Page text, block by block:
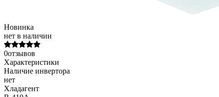
Новинка
нет в наличии
0отзывов
Характеристики
Наличие инвертора
нет
Хладагент